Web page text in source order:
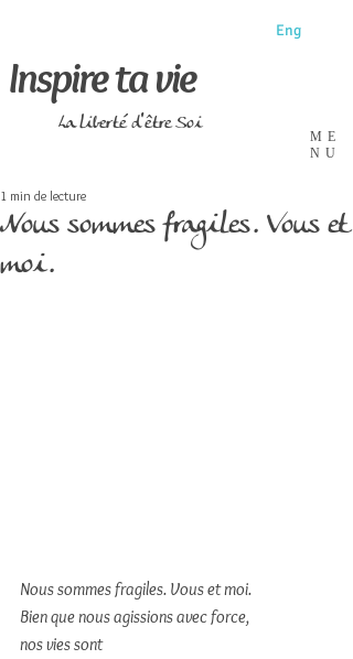
Inspire ta vie
La liberté d'être Soi
ME
NU
Eng
Nous sommes fragiles. Vous et
moi.
1 min de lecture
Nous sommes fragiles. Vous et moi.
Bien que nous agissions avec force,
nos vies sont